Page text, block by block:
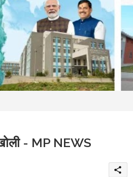
- MP NEWS
share